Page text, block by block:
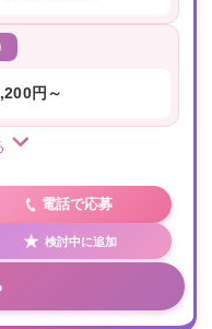
円～
電話で応募
検討中に追加